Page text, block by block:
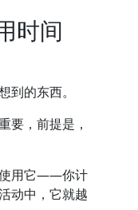
时间
到的东西。
要，前提是，
使用它——你计
动中，它就越